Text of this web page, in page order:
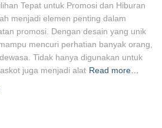
Tepat untuk Promosi dan Hiburan
menjadi elemen penting dalam
promosi. Dengan desain yang unik
mencuri perhatian banyak orang,
Tidak hanya digunakan untuk
juga menjadi alat Read more…